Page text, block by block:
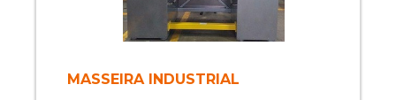
MASSEIRA INDUSTRIAL